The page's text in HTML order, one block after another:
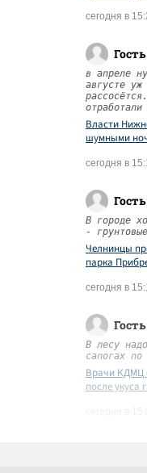
сегодня в
в апреле
августе
Власти
шумными
сегодня в
В городе
-
Челнинцы
парка
сегодня в
В лесу
сапогах по
Врачи КДМЦ
после укуса